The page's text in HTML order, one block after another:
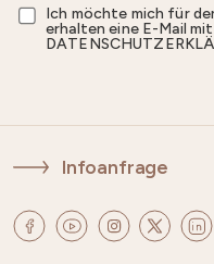
Ich möchte mich für
erhalten eine E-Mail
Infoanfrage